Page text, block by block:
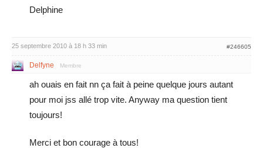
Delphine
25 septembre 2010 à 18 h 33 min #246605
Delfyne Membre
ah ouais en fait nn ça fait à peine quelque jours autant
pour moi jss allé trop vite. Anyway ma question tient
toujours!
Merci et bon courage à tous!